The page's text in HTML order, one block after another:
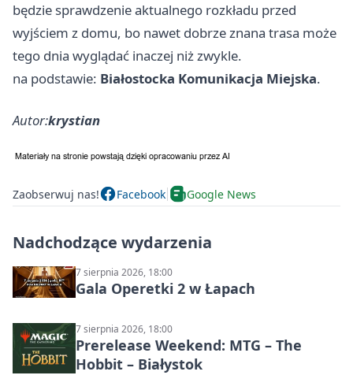
będzie sprawdzenie aktualnego rozkładu przed
wyjściem z domu, bo nawet dobrze znana trasa może
tego dnia wyglądać inaczej niż zwykle.
na podstawie: Białostocka Komunikacja Miejska.
Autor:krystian
Zaobserwuj nas! Facebook Google News
Nadchodzące wydarzenia
7 sierpnia 2026, 18:00
Gala Operetki 2 w Łapach
7 sierpnia 2026, 18:00
Prerelease Weekend: MTG – The
Hobbit – Białystok